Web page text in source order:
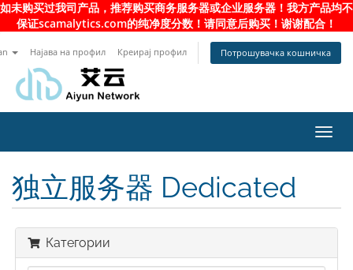
如未购买过我司产品，推荐购买商务服务器或企业服务器！我方产品均不
保证scamalytics.com的纯净度分数！请同意后购买！谢谢配合！
Најава на профил Креирај профил Потрошувачка кошничка
独立服务器 Dedicated
Категории